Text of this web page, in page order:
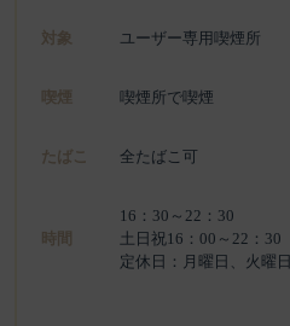
対象 ユーザー専用喫煙所
喫煙 喫煙所で喫煙
たばこ 全たばこ可
時間
16：30～22：30
土日祝16：00～22：30
定休日：月曜日、火曜日